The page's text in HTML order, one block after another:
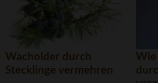
Wacholder durch
Stecklinge vermehren
Wie